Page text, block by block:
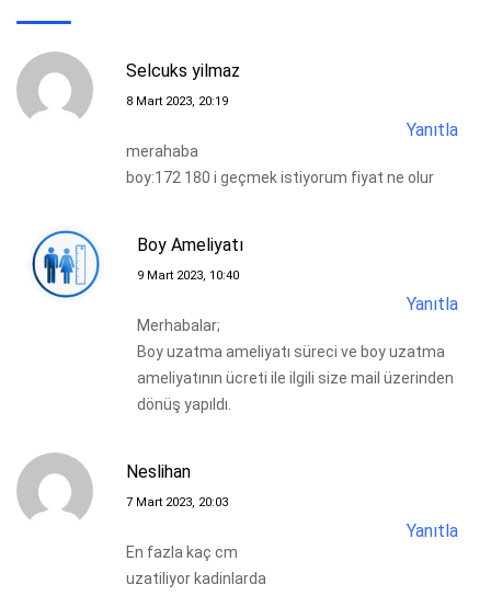
Selcuks yilmaz
8 Mart 2023, 20:19
Yanıtla
merahaba
boy:172 180 i geçmek istiyorum fiyat ne olur
Boy Ameliyatı
9 Mart 2023, 10:40
Yanıtla
Merhabalar;
Boy uzatma ameliyatı süreci ve boy uzatma
ameliyatının ücreti ile ilgili size mail üzerinden
dönüş yapıldı.
Neslihan
7 Mart 2023, 20:03
Yanıtla
En fazla kaç cm
uzatiliyor kadinlarda